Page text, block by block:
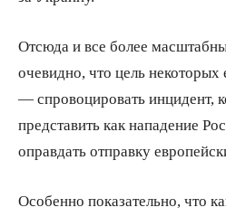
Отсюда и все более
очевидно, что цель некоторых
— спровоцировать инцидент,
представить как нападение
оправдать отправку
Особенно показательно, что